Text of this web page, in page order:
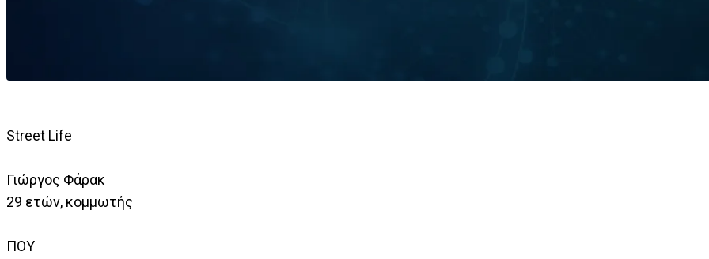
Street Life
Γιώργος Φάρακ
29 ετών, κομμωτής
ΠΟΥ